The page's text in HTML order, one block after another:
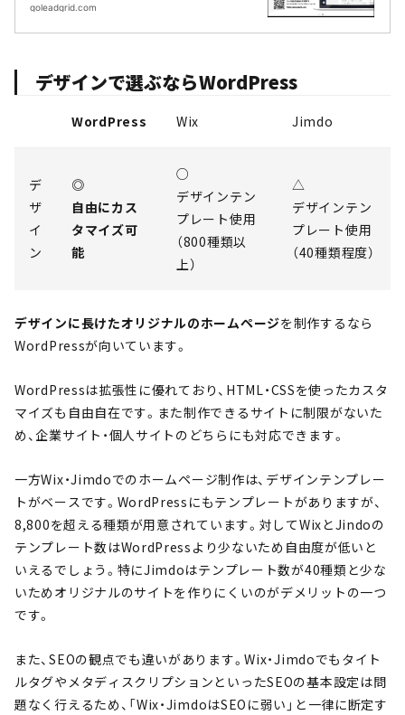
goleadgrid.com
デザインで選ぶならWordPress
WordPress Wix Jimdo
デ
ザ
イ
ン
◎
自由にカス
タマイズ可
能
○
デザインテン
プレート使用
（800種類以
上）
△
デザインテン
プレート使用
（40種類程度）
デザインに長けたオリジナルのホームページを制作するなら
WordPressが向いています。
WordPressは拡張性に優れており、HTML・CSSを使ったカスタ
マイズも自由自在です。また制作できるサイトに制限がないた
め、企業サイト・個人サイトのどちらにも対応できます。
一方Wix・Jimdoでのホームページ制作は、デザインテンプレー
トがベースです。WordPressにもテンプレートがありますが、
8,800を超える種類が用意されています。対してWixとJindoの
テンプレート数はWordPressより少ないため自由度が低いと
いえるでしょう。特にJimdoはテンプレート数が40種類と少な
いためオリジナルのサイトを作りにくいのがデメリットの一つ
です。
また、SEOの観点でも違いがあります。Wix・Jimdoでもタイト
ルタグやメタディスクリプションといったSEOの基本設定は問
題なく行えるため、「Wix・JimdoはSEOに弱い」と一律に断定す